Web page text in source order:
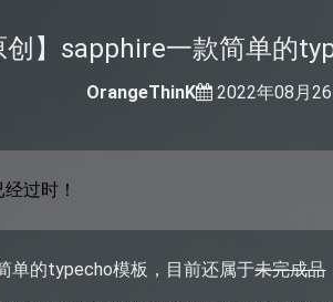
创】sapphire一款简单的
OrangeThinK 2022年08月26
过时！
单的typecho模板，目前还属于未完成品